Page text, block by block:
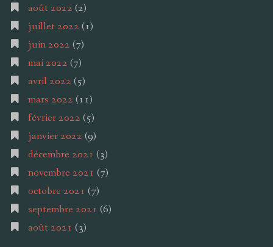
août 2022 (2)
juillet 2022 (1)
juin 2022 (7)
mai 2022 (7)
avril 2022 (5)
mars 2022 (11)
février 2022 (5)
janvier 2022 (9)
décembre 2021 (3)
novembre 2021 (7)
octobre 2021 (7)
septembre 2021 (6)
août 2021 (3)